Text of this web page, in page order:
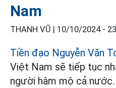
Nam
THANH VŨ | 10/10/2024 -
Tiền đạo Nguyễn Văn
Việt Nam sẽ tiếp tục
người hâm mộ cả nước.